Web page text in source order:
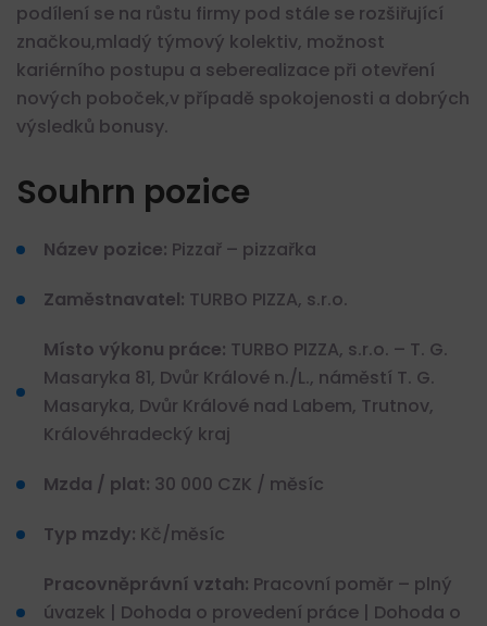
podílení se na růstu firmy pod stále se rozšiřující
značkou,mladý týmový kolektiv, možnost
kariérního postupu a seberealizace při otevření
nových poboček,v případě spokojenosti a dobrých
výsledků bonusy.
Souhrn pozice
Název pozice: Pizzař – pizzařka
Zaměstnavatel: TURBO PIZZA, s.r.o.
Místo výkonu práce: TURBO PIZZA, s.r.o. – T. G.
Masaryka 81, Dvůr Králové n./L., náměstí T. G.
Masaryka, Dvůr Králové nad Labem, Trutnov,
Královéhradecký kraj
Mzda / plat: 30 000 CZK / měsíc
Typ mzdy: Kč/měsíc
Pracovněprávní vztah: Pracovní poměr – plný
úvazek | Dohoda o provedení práce | Dohoda o